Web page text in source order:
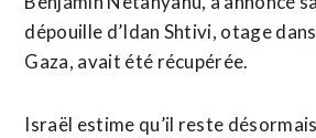
dépouille d’Idan Shtivi, otage
Gaza, avait été récupérée.
Israël estime qu’il reste